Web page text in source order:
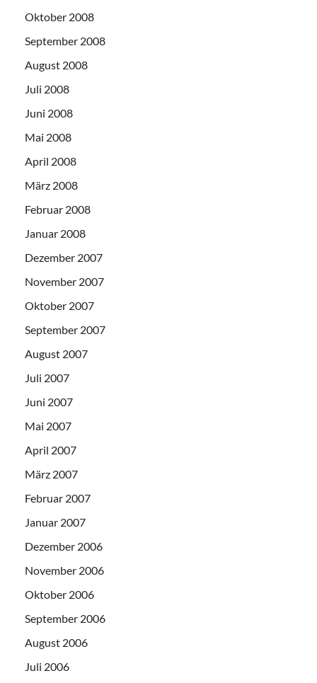
Oktober 2008
September 2008
August 2008
Juli 2008
Juni 2008
Mai 2008
April 2008
März 2008
Februar 2008
Januar 2008
Dezember 2007
November 2007
Oktober 2007
September 2007
August 2007
Juli 2007
Juni 2007
Mai 2007
April 2007
März 2007
Februar 2007
Januar 2007
Dezember 2006
November 2006
Oktober 2006
September 2006
August 2006
Juli 2006